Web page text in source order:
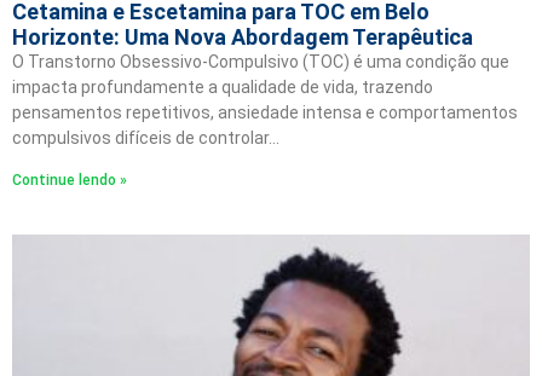
Cetamina e Escetamina para TOC em Belo
Horizonte: Uma Nova Abordagem Terapêutica
O Transtorno Obsessivo-Compulsivo (TOC) é uma condição que
impacta profundamente a qualidade de vida, trazendo
pensamentos repetitivos, ansiedade intensa e comportamentos
compulsivos difíceis de controlar…
Continue lendo »